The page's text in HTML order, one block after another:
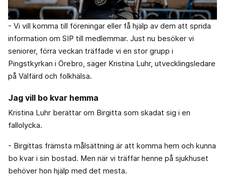
- Vi vill komma till föreningar eller få hjälp av dem att sprida
information om SIP till medlemmar. Just nu besöker vi
seniorer, förra veckan träffade vi en stor grupp i
Pingstkyrkan i Örebro, säger Kristina Luhr, utvecklingsledare
på Välfärd och folkhälsa.
Jag vill bo kvar hemma
Kristina Luhr berättar om Birgitta som skadat sig i en
fallolycka.
- Birgittas främsta målsättning är att komma hem och kunna
bo kvar i sin bostad. Men när vi träffar henne på sjukhuset
behöver hon hjälp med det mesta.